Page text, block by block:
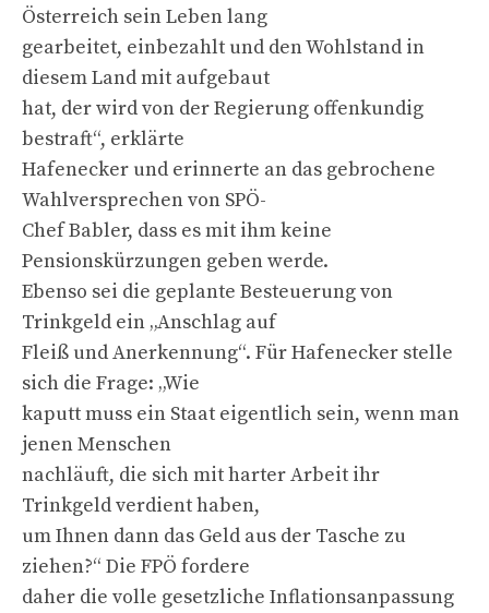
Österreich sein Leben lang
gearbeitet, einbezahlt und den Wohlstand in
diesem Land mit aufgebaut
hat, der wird von der Regierung offenkundig
bestraft“, erklärte
Hafenecker und erinnerte an das gebrochene
Wahlversprechen von SPÖ-
Chef Babler, dass es mit ihm keine
Pensionskürzungen geben werde.
Ebenso sei die geplante Besteuerung von
Trinkgeld ein „Anschlag auf
Fleiß und Anerkennung“. Für Hafenecker stelle
sich die Frage: „Wie
kaputt muss ein Staat eigentlich sein, wenn man
jenen Menschen
nachläuft, die sich mit harter Arbeit ihr
Trinkgeld verdient haben,
um Ihnen dann das Geld aus der Tasche zu
ziehen?“ Die FPÖ fordere
daher die volle gesetzliche Inflationsanpassung